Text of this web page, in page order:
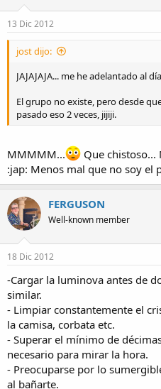
13 Dic 2012
jost dijo:
JAJAJAJA... me he adelantado al
El grupo no existe, pero desde
pasado eso 2 veces, jijiji.
MMMMM...
Que chistoso...
:jap: Menos mal que no soy el
FERGUSON
Well-known member
18 Dic 2012
-Cargar la luminova antes de
similar.
- Limpiar constantemente el
la camisa, corbata etc.
- Superar el mínimo de
necesario para mirar la hora.
- Preocuparse por lo
al bañarte.